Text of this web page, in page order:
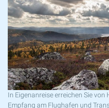
In Eigenanreise erreichen Sie
Empfang am Flughafen und